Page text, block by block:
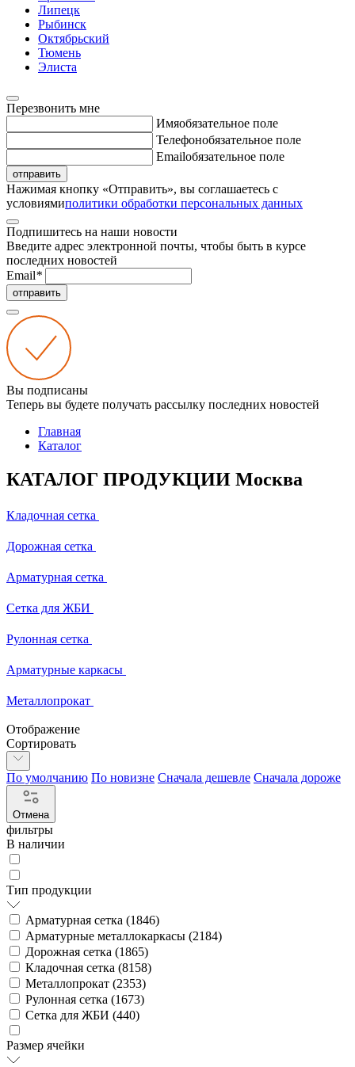
Липецк
Рыбинск
Октябрьский
Тюмень
Элиста
Перезвонить мне
Имяобязательное поле
Телефонобязательное поле
Emailобязательное поле
отправить
Нажимая кнопку «Отправить», вы соглашаетесь с
условиямиполитики обработки персональных данных
Подпишитесь на наши новости
Введите адрес электронной почты, чтобы быть в курсе
последних новостей
Email*
отправить
Вы подписаны
Теперь вы будете получать рассылку последних новостей
Главная
Каталог
КАТАЛОГ ПРОДУКЦИИ Москва
Кладочная сетка
Дорожная сетка
Арматурная сетка
Сетка для ЖБИ
Рулонная сетка
Арматурные каркасы
Металлопрокат
Отображение
Сортировать
По умолчанию По новизне Сначала дешевле Сначала дороже
Отмена
фильтры
В наличии
Тип продукции
Арматурная сетка (1846)
Арматурные металлокаркасы (2184)
Дорожная сетка (1865)
Кладочная сетка (8158)
Металлопрокат (2353)
Рулонная сетка (1673)
Сетка для ЖБИ (440)
Размер ячейки